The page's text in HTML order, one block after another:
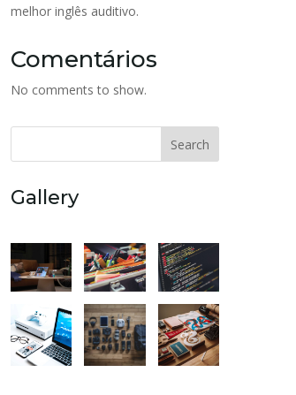
melhor inglês auditivo.
Comentários
No comments to show.
Search
Gallery